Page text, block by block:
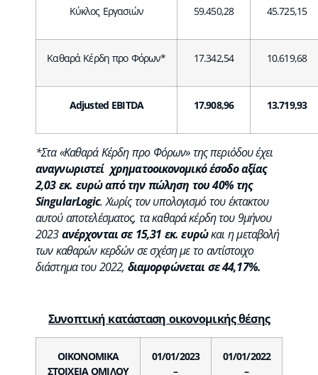
Κύκλος Εργασιών 59.450,28 45.725,15
Καθαρά Κέρδη προ Φόρων* 17.342,54 10.619,68
Adjusted EBITDA 17.908,96 13.719,93
*Στα «Καθαρά Κέρδη προ Φόρων» της περιόδου έχει
αναγνωριστεί χρηματοοικονομικό έσοδο αξίας
2,03 εκ. ευρώ από την πώληση του 40% της
SingularLogic. Χωρίς τον υπολογισμό του έκτακτου
αυτού αποτελέσματος, τα καθαρά κέρδη του 9μήνου
2023ανέρχονται σε 15,31 εκ. ευρώκαι η μεταβολή
των καθαρών κερδών σε σχέση με το αντίστοιχο
διάστημα του 2022, διαμορφώνεται σε 44,17%.
Συνοπτική κατάσταση οικονομικής θέσης
ΟΙΚΟΝΟΜΙΚΑ
ΣΤΟΙΧΕΙΑ ΟΜΙΛΟΥ
01/01/2023
–
01/01/2022
–